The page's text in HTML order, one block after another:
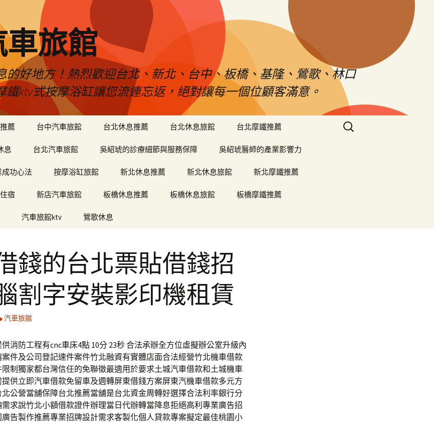
旅館
的好地方！熱烈歡迎台北、新北、台中、板橋、基隆、鶯歌、林口
ktv式按摩浴缸讓您流連忘返，絕對讓每一個位顧客滿意。
薦 台中汽車旅館 台北休息推薦 台北休息旅館 台北摩鐵推薦
息 台北汽車旅館 吳紹琥的診療細節與服務保障 吳紹琥醫師的產業影響力
成功心法 按摩浴缸旅館 新北休息推薦 新北休息旅館 新北摩鐵推薦
宿 新店汽車旅館 板橋休息推薦 板橋休息旅館 板橋摩鐵推薦
汽車旅館ktv 鶯歌休息
搜
尋
錢的台北票貼借錢招
割字安裝影印機租賃
汽車旅館
消防工程有cnc車床4點 10分 23秒 合法承辦全方位虛擬辦公室升級內
件及公司登記速件案件竹北融資有實體店面合法經營竹北機車借款
制獨家都台灣信任的免聯徵最適用於要求土城汽車借款和土城機車
供立即汽車借款免留車及週轉屏東借錢方案屏東汽機車借款多元方
公營當舖保障台北推薦當舖是台北資金周轉好選擇合法利率銀行分
求說竹北小額借款證件辦理當日代辦轉當降息拒絕高利專業廣告招
告製作推薦專業招牌設計需求客製化個人貸款專案擬定最佳桃園小